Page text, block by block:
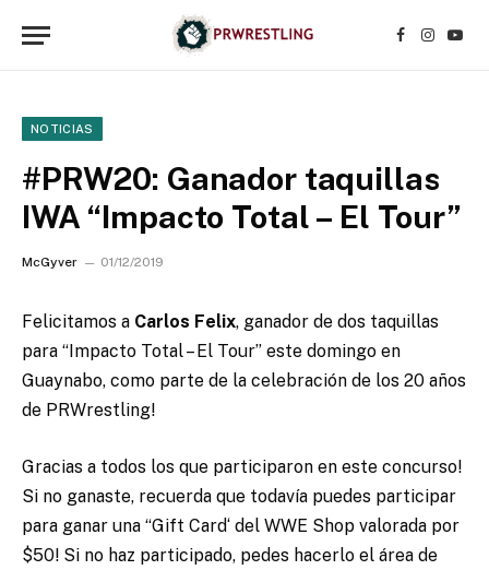
Facebook
NOTICIAS
#PRW20: Ganador taquillas
IWA “Impacto Total – El Tour”
McGyver 01/12/2019
Felicitamos a Carlos Felix, ganador de dos taquillas
para “Impacto Total – El Tour” este domingo en
Guaynabo, como parte de la celebración de los 20 años
de PRWrestling!
Gracias a todos los que participaron en este concurso!
Si no ganaste, recuerda que todavía puedes participar
para ganar una “Gift Card‘ del WWE Shop valorada por
$50! Si no haz participado, pedes hacerlo el área de